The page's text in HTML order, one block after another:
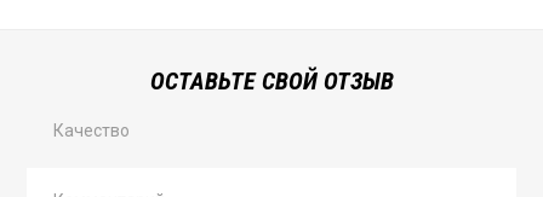
ОСТАВЬТЕ СВОЙ ОТЗЫВ
Качество